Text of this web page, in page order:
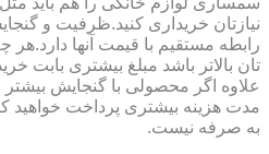
نیازتان خریداری کنید.ظرفیت و
رابطه مستقیم با قیمت آنها
تان بالاتر باشد مبلغ بیشتری بابت
علاوه اگر محصولی با گنجایش بیشتر
مدت هزینه بیشتری پرداخت خواهید
به صرفه نیست.